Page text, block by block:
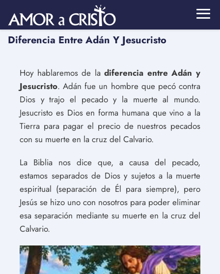
Diferencia Entre Adán Y Jesucristo
Hoy hablaremos de ladiferencia entre Adán y
Jesucristo. Adán fue un hombre que pecó contra
Dios y trajo el pecado y la muerte al mundo.
Jesucristo es Dios en forma humana que vino a la
Tierra para pagar el precio de nuestros pecados
con su muerte en la cruz del Calvario.
La Biblia nos dice que, a causa del pecado,
estamos separados de Dios y sujetos a la muerte
espiritual (separación de Él para siempre), pero
Jesús se hizo uno con nosotros para poder eliminar
esa separación mediante su muerte en la cruz del
Calvario.